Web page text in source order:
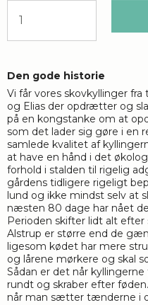
Den gode historie
Vi får vores skovkyllinger
og Elias der opdrætter og
på en kongstanke om at
som det lader sig gøre i en
samlede kvalitet af
at have en hånd i det
forhold i stalden til rigelig
gårdens tidligere rigeligt
lund og ikke mindst selv at
næsten 80 dage har nået
Perioden skifter lidt alt
Alstrup er større end de
ligesom kødet har mere
og lårene mørkere og skal
Sådan er det når
rundt og skraber efter
når man sætter tænderne i